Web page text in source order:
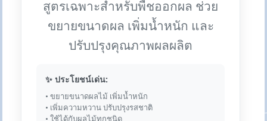
สูตรเฉพาะสำหรับพืชออกผล ช่วย
ขยายขนาดผล เพิ่มน้ำหนัก และ
ปรับปรุงคุณภาพผลผลิต
✨ ประโยชน์เด่น:
• ขยายขนาดผลไม้ เพิ่มน้ำหนัก
• เพิ่มความหวาน ปรับปรุงรสชาติ
• ใช้ได้กับผลไม้ทุกชนิด